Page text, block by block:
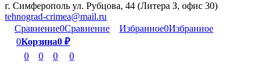
г. Симферополь ул. Рубцова, 44 (Литера З, офис 30)
tehnograd-crimea@mail.ru
Сравнение0Сравнение Избранное0Избранное
0Корзина0 ₽
0
0 0 0